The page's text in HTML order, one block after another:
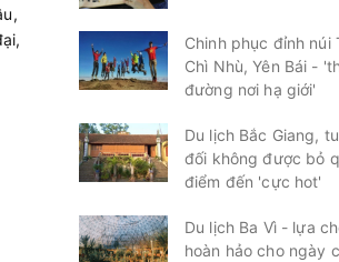
Chinh phục đỉnh núi
Chì Nhù, Yên Bái -
đường nơi hạ giới'
Du lịch Bắc Giang,
đối không được bỏ
điểm đến 'cực hot'
Du lịch Ba Vì - lựa
hoàn hảo cho ngày